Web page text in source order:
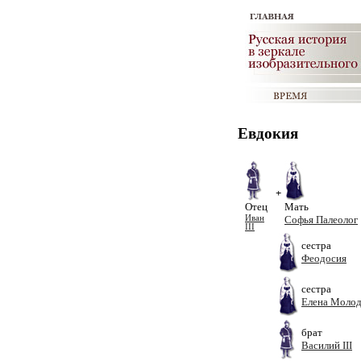
Евдокия
Отец
Иван
III
+
Мать
Софья Палеолог
сестра
Феодосия
сестра
Елена
брат
Василий III